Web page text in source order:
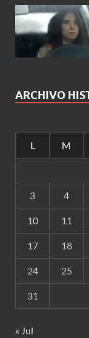
ARCHIVO
L
M
3 4
10 11
17 18
24 25
31
« Jul